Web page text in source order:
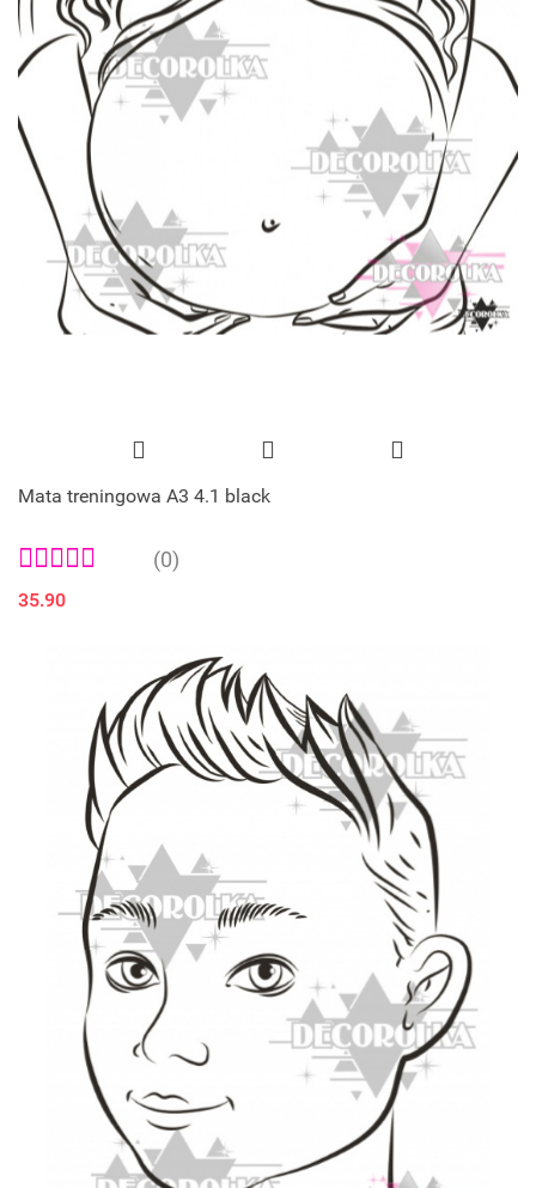
Mata treningowa A3 4.1 black
(0)
35.90